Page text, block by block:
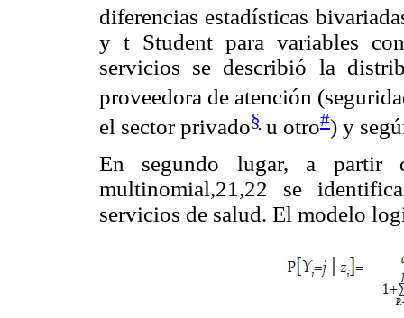
diferencias estadísticas
y t Student para variables
servicios se describió la
proveedora de atención
el sector privado§ u otro#) y
En segundo lugar, a partir
multinomial,21,22 se
servicios de salud. El modelo